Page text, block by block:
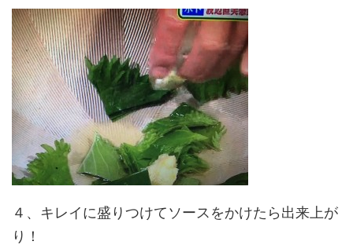
４、キレイに盛りつけてソースをかけたら出来上が
り！